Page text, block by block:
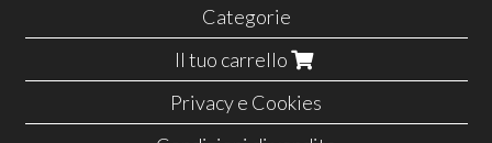
Categorie
Il tuo carrello
Privacy e Cookies